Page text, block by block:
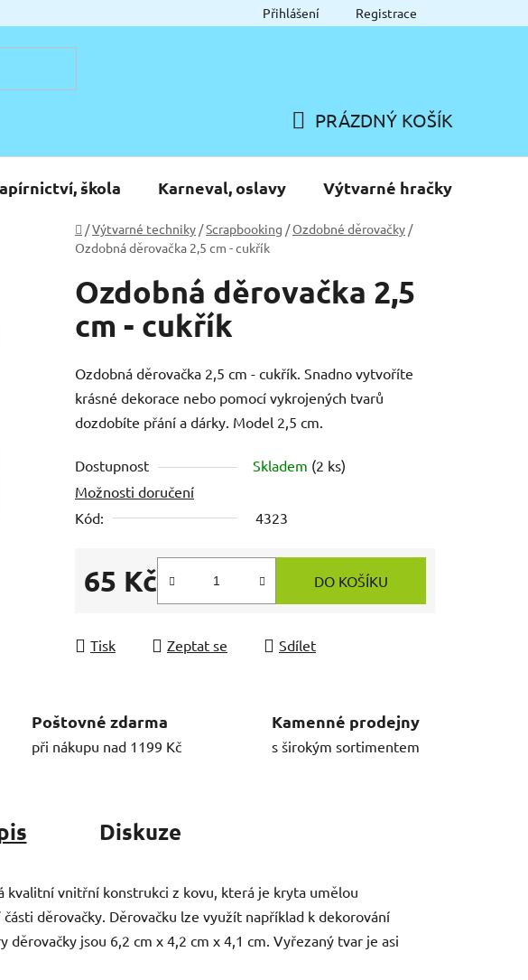
Přihlášení Registrace
KOŠÍK
PRÁZDNÝ KOŠÍK
škola Karneval, oslavy Výtvarné hračky
Domů
/Výtvarné techniky /Scrapbooking /Ozdobné děrovačky /
Ozdobná děrovačka 2,5 cm - cukřík
Ozdobná děrovačka 2,5
cm - cukřík
Ozdobná děrovačka 2,5 cm - cukřík. Snadno vytvoříte
krásné dekorace nebo pomocí vykrojených tvarů
dozdobíte přání a dárky. Model 2,5 cm.
Dostupnost Skladem (2 ks)
Možnosti doručení
Kód:
4323
65 Kč
Měrná cena:
DO KOŠÍKU
Tisk Zeptat se Sdílet
Poštovné zdarma
při nákupu nad 1199 Kč
Kamenné prodejny
s širokým sortimentem
Diskuze
kvalitní vnitřní konstrukci z kovu, která je kryta umělou
děrovačky. Děrovačku lze využít například k dekorování
jsou 6,2 cm x 4,2 cm x 4,1 cm. Vyřezaný tvar je asi